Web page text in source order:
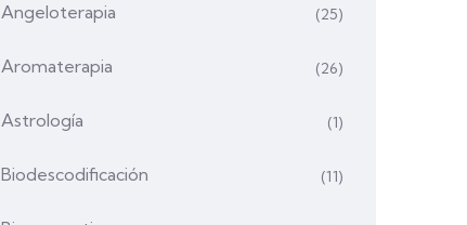
Angeloterapia (25)
Aromaterapia (26)
Astrología (1)
Biodescodificación (11)